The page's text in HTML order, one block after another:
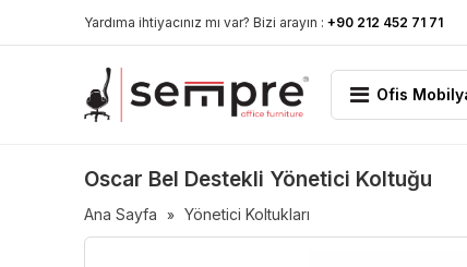
Yardıma ihtiyacınız mı var? Bizi arayın : +90 212 452 71 71
Ofis
Oscar Bel Destekli Yönetici Koltuğu
Ana Sayfa » Yönetici Koltukları